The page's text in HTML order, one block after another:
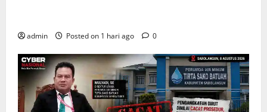
admin Posted on 1 hari ago 0